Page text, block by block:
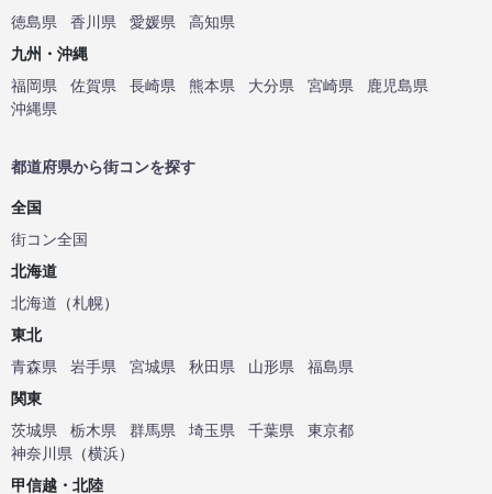
徳島県
香川県 愛媛県
高知県
九州・沖縄
福岡県
佐賀県 長崎県 熊本県 大分県 宮崎県
鹿児島県
沖縄県
都道府県から街コンを探す
全国
街コン全国
北海道
北海道 （札幌）
東北
青森県
岩手県 宮城県 秋田県 山形県
福島県
関東
茨城県
栃木県 群馬県 埼玉県 千葉県
東京都
神奈川県 （横浜）
甲信越・北陸